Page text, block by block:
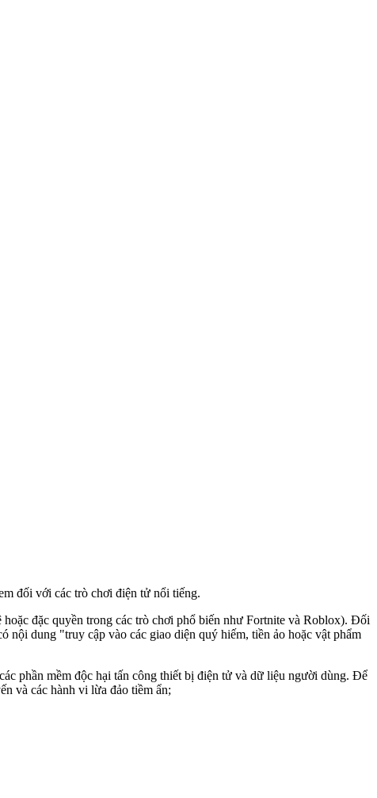
đối với các trò chơi điện tử nổi tiếng.
đặc quyền trong các trò chơi phổ biến như Fortnite và Roblox). Đối
nội dung "truy cập vào các giao diện quý hiếm, tiền ảo hoặc vật phẩm
phần mềm độc hại tấn công thiết bị điện tử và dữ liệu người dùng. Để
và các hành vi lừa đảo tiềm ẩn;